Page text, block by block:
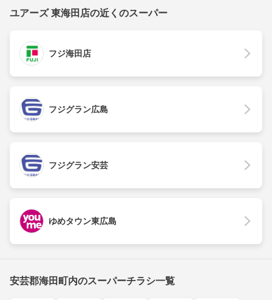
ユアーズ 東海田店の近くのスーパー
フジ海田店
フジグラン広島
フジグラン安芸
ゆめタウン東広島
安芸郡海田町内のスーパーチラシ一覧